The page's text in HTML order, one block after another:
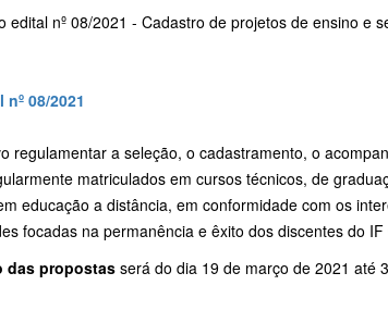
edital nº 08/2021 - Cadastro de projetos de ensino e
08/2021
regulamentar a seleção, o cadastramento, o
matriculados em cursos técnicos, de
educação a distância, em conformidade com os
focadas na permanência e êxito dos discentes do
das propostas será do dia 19 de março de 2021 até